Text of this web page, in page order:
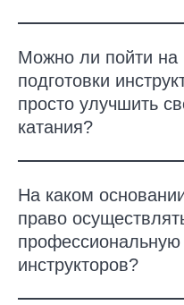
Можно ли пойти на
подготовки
просто улучшить
катания?
На каком
право
профессиональную
инструкторов?